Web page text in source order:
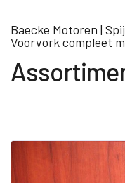
Baecke Motoren |
Voorvork compleet